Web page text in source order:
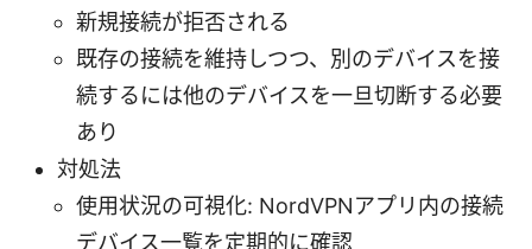
新規接続が拒否される
既存の接続を維持しつつ、別のデバイスを接
続するには他のデバイスを一旦切断する必要
あり
対処法
使用状況の可視化: NordVPNアプリ内の接続
デバイス一覧を定期的に確認